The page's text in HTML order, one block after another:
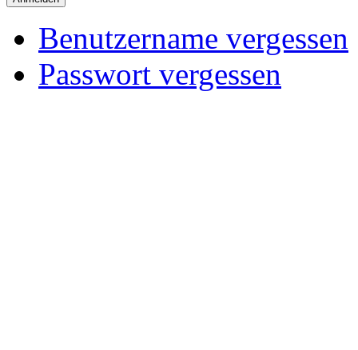
Benutzername vergessen
Passwort vergessen